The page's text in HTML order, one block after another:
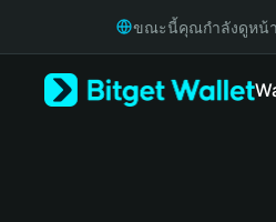
Русский
ขณะนี้คุณกำลังดูหน้